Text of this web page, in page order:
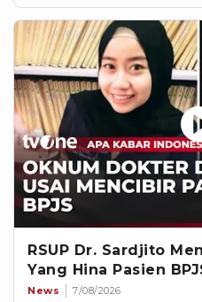
RSUP Dr. Sardjito
Yang Hina Pasien
News 7/08/2026